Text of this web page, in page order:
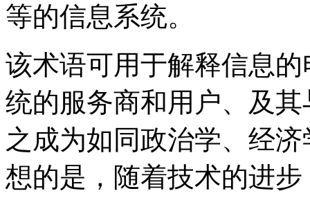
等的信息系统。
该术语可用于解释信息
统的服务商和用户、及
之成为如同政治学、经
想的是，随着技术的进